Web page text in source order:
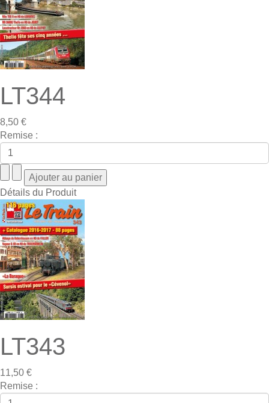
LT344
8,50 €
Remise :
Détails du Produit
LT343
11,50 €
Remise :